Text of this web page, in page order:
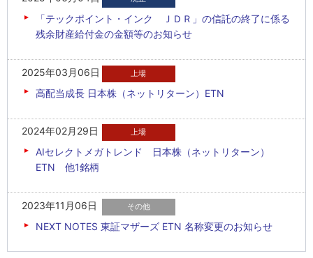
「テックポイント・インク ＪＤＲ」の信託の終了に係る
残余財産給付金の金額等のお知らせ
2025年03月06日
高配当成長 日本株（ネットリターン）ETN
2024年02月29日
AIセレクトメガトレンド 日本株（ネットリターン）
ETN 他1銘柄
2023年11月06日
NEXT NOTES 東証マザーズ ETN 名称変更のお知らせ